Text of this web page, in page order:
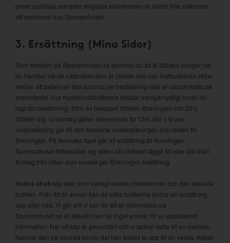
driver politiska och/eller religiösa särintressen är därför inte välkomna
att medverka hos Sponsorhuset.
3. Ersättning (Mina Sidor)
Som medlem på Sponsorhuset.se kommer du att få tillbaka pengar när
du handlar via de nätbutiker som är listade hos oss. Nätbutikerna väljer
mellan att betala en fast summa per beställning eller en procentsats på
ordervärdet. Hur mycket nätbutikerna betalar framgår tydligt innan du
lagt din beställning. 50% av beloppet tillfaller föreningen och 50%
tillfaller dig. Undantag gäller närvarande för Cint, där 1 kr per
undersökning går till den besvarar undersökningen och resten till
föreningen. På Svenska Spel går all ersättning till föreningen.
Sponsorhuset förbehåller sig rätten att närhelst lägga till eller dra ifrån
företag från listan som endast ger föreningen ersättning.
Notera att ett köp sker som vanligt mellan medlemmen och den aktuella
butiken. Från tid till annan kan de olika butikerna ändra sin ersättning
upp eller ned. Vi gör allt vi kan för att all information på
Sponsorhuset.se är aktuell men tar inget ansvar för ej uppdaterad
information. När ett köp är genomfört och vi spårat detta till en medlem
hamnar den på dennes konto, det kan ibland ta upp till en vecka. Köpet